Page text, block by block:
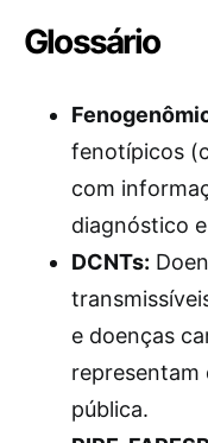
Glossário
fenotípicos
com
diagnóstico
DCNTs:
e doenças
representam
pública.